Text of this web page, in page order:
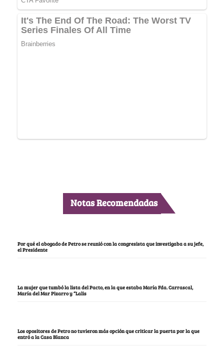
Notas Recomendadas
Por qué el abogado de Petro se reunió con la congresista que investigaba a su jefe,
el Presidente
La mujer que tumbó la lista del Pacto, en la que estaba María Fda. Carrascal,
María del Mar Pizarro y “Lalis
Los opositores de Petro no tuvieron más opción que criticar la puerta por la que
entró a la Casa Blanca